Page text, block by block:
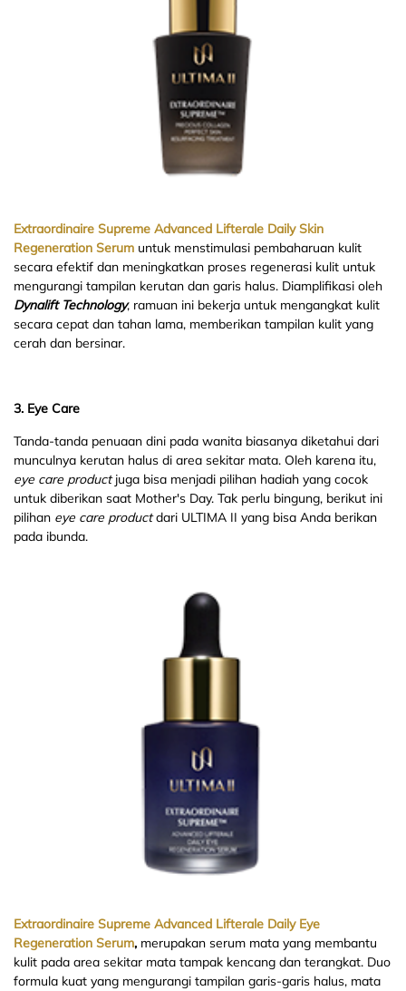
Extraordinaire Supreme Advanced Lifterale Daily Skin
Regeneration Serum untuk menstimulasi pembaharuan kulit
secara efektif dan meningkatkan proses regenerasi kulit untuk
mengurangi tampilan kerutan dan garis halus. Diamplifikasi oleh
Dynalift Technology, ramuan ini bekerja untuk mengangkat kulit
secara cepat dan tahan lama, memberikan tampilan kulit yang
cerah dan bersinar.
3. Eye Care
Tanda-tanda penuaan dini pada wanita biasanya diketahui dari
munculnya kerutan halus di area sekitar mata. Oleh karena itu,
eye care productjuga bisa menjadi pilihan hadiah yang cocok
untuk diberikan saat Mother's Day. Tak perlu bingung, berikut ini
pilihan eye care productdari ULTIMA II yang bisa Anda berikan
pada ibunda.
Extraordinaire Supreme Advanced Lifterale Daily Eye
Regeneration Serum, merupakan serum mata yang membantu
kulit pada area sekitar mata tampak kencang dan terangkat. Duo
formula kuat yang mengurangi tampilan garis-garis halus, mata